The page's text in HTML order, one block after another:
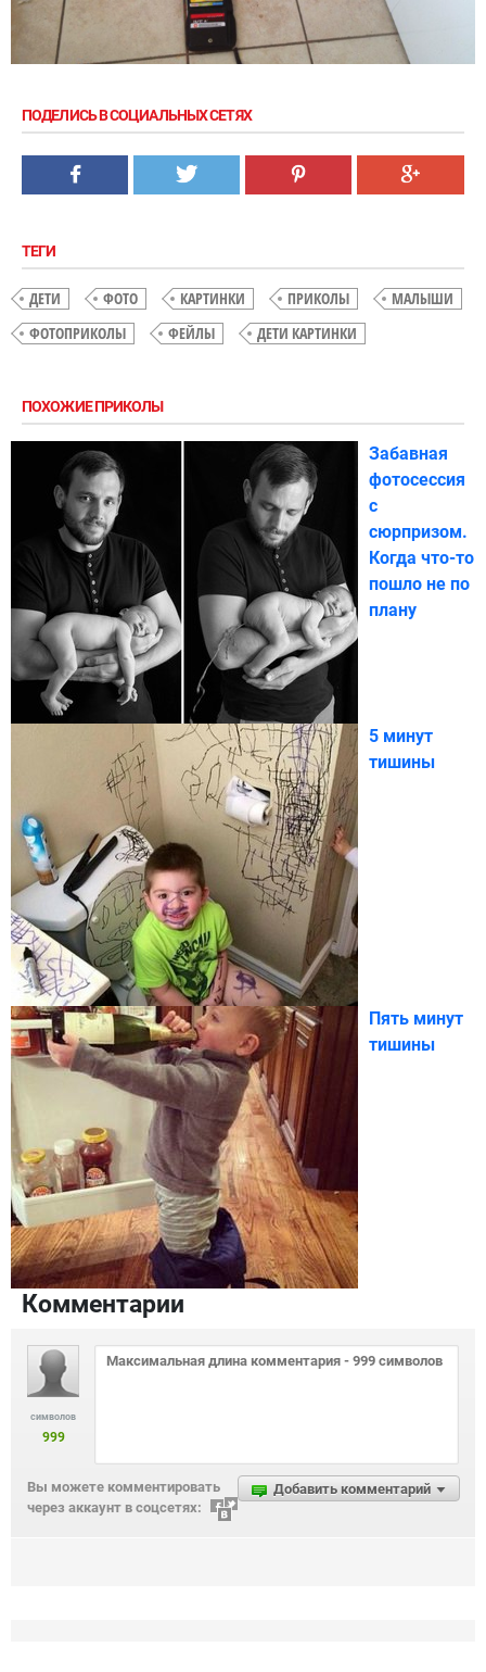
ПОДЕЛИСЬ В СОЦИАЛЬНЫХ СЕТЯХ
ТЕГИ
ДЕТИ ФОТО КАРТИНКИ ПРИКОЛЫ
МАЛЫШИ
ФОТОПРИКОЛЫ
ФЕЙЛЫ ДЕТИ КАРТИНКИ
ПОХОЖИЕ ПРИКОЛЫ
Забавная
фотосессия
с
сюрпризом.
Когда что-то
пошло не по
плану
5 минут
тишины
Пять минут
тишины
Комментарии
символов
999
Добавить комментарий
Вы можете комментировать
через аккаунт в соцсетях: